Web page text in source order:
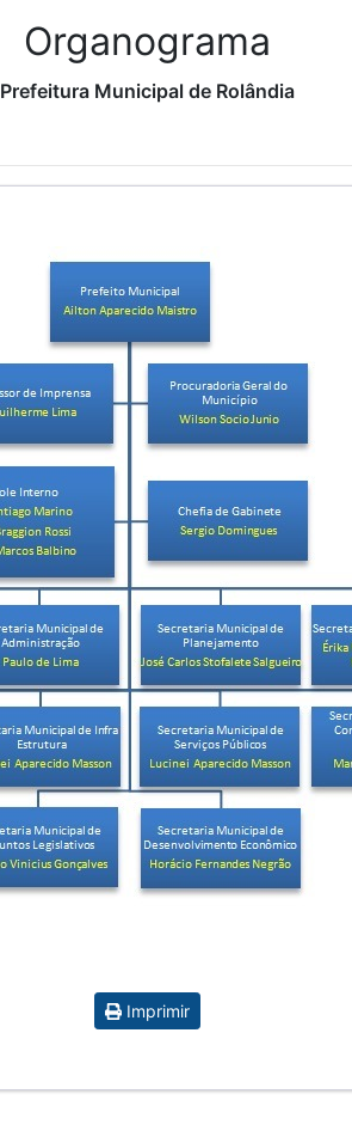
Organograma
Prefeitura Municipal de Rolândia
Imprimir